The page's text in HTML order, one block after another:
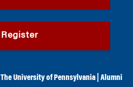
Register
The University of Pennsylvania Alumni